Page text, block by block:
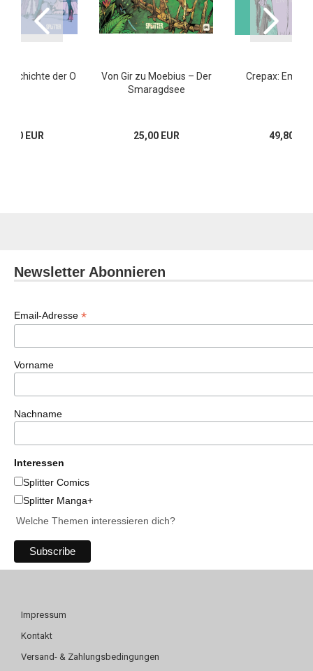
der O
EUR
Von Gir zu Moebius – Der
Smaragdsee
25,00 EUR
Crepax:
49,80
Newsletter Abonnieren
Email-Adresse *
Vorname
Nachname
Interessen
Splitter Comics
Splitter Manga+
Welche Themen interessieren dich?
Impressum
Kontakt
Versand- & Zahlungsbedingungen